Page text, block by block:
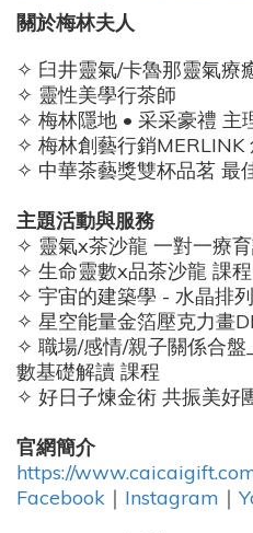
關於梅林夫人
✧ 臼井靈氣/卡魯那靈氣療
✧ 靈性美學行茶師
✧ 梅林隱地 • 采采豪禮 主
✧ 梅林創藝行銷MERLINK
✧ 中華茶藝獎雙杯品茗 最
主題活動與服務
✧ 靈氣x茶沙龍 一對一療
✧ 生命靈數x品茶沙龍 課程
✧ 宇宙的建築學 - 水晶排
✧ 星空能量金箔壓克力畫
✧ 職場/感情/親子關係合
數基礎解讀 課程
✧ 好日子煉金術 共振美好
官網簡介
https://
Facebook ｜ Instagram ｜